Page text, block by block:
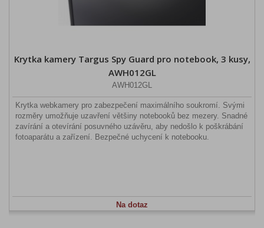
Krytka kamery Targus Spy Guard pro notebook, 3 kusy,
AWH012GL
AWH012GL
Krytka webkamery pro zabezpečení maximálního soukromí. Svými
rozměry umožňuje uzavření většiny notebooků bez mezery. Snadné
zavírání a otevírání posuvného uzávěru, aby nedošlo k poškrábání
fotoaparátu a zařízení. Bezpečné uchycení k notebooku.
Na dotaz